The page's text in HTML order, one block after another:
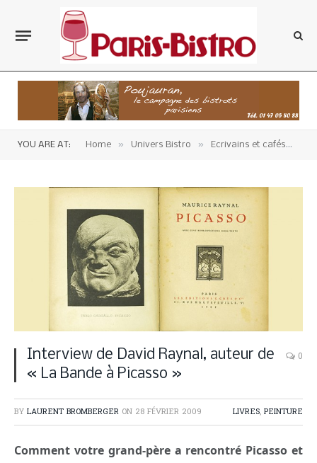
YOU ARE AT: Home » Univers Bistro » Ecrivains et cafés
Interview de David Raynal, auteur de
« La Bande à Picasso »
0
BY LAURENT BROMBERGER ON 28 FÉVRIER 2009 LIVRES, PEINTURE
Comment votre grand-père a rencontré Picasso et